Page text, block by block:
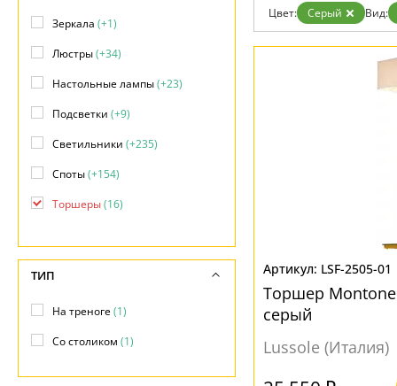
Возврат
Отзывы
Дизайнерам
Бренды
Контакты
Современный
Хай тек
Цвет: Серый Вид:
LSF-2505-01
Торшер Montone
серый
Lussole (Италия)
Зеркала (+1)
Люстры(+34)
Настольные лампы(+23)
Подсветки (+9)
Светильники (+235)
Споты(+154)
Торшеры(16)
Трековые системы(+2)
ТИП
На треноге(1)
Со столиком (1)